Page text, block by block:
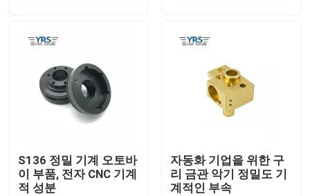
제품
우리에 대하여
품질 관리
S136 정밀 기계 오토바
이 부품, 전자 CNC 기계
적 성분
자동화 기업을 위한 구
리 금관 악기 정밀도 기
계적인 부속